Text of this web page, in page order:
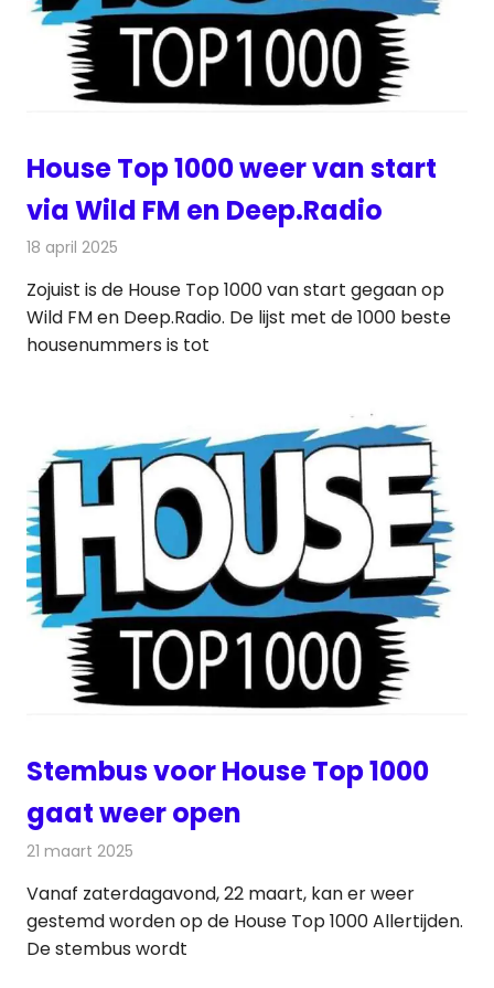
House Top 1000 weer van start
via Wild FM en Deep.Radio
18 april 2025
Zojuist is de House Top 1000 van start gegaan op
Wild FM en Deep.Radio. De lijst met de 1000 beste
housenummers is tot
Stembus voor House Top 1000
gaat weer open
21 maart 2025
Vanaf zaterdagavond, 22 maart, kan er weer
gestemd worden op de House Top 1000 Allertijden.
De stembus wordt